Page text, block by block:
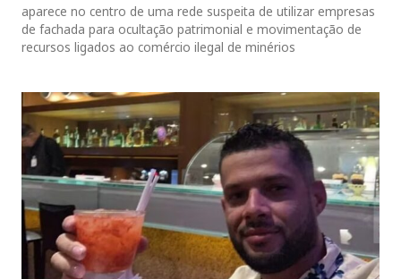
aparece no centro de uma rede suspeita de utilizar empresas
de fachada para ocultação patrimonial e movimentação de
recursos ligados ao comércio ilegal de minérios